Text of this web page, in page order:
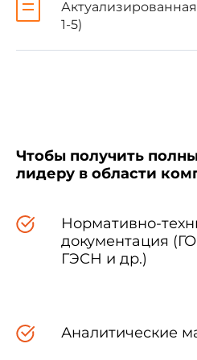
1-5)
Чтобы получить
лидеру в области
Нормативно-
документация
ГЭСН и др.)
Аналитические